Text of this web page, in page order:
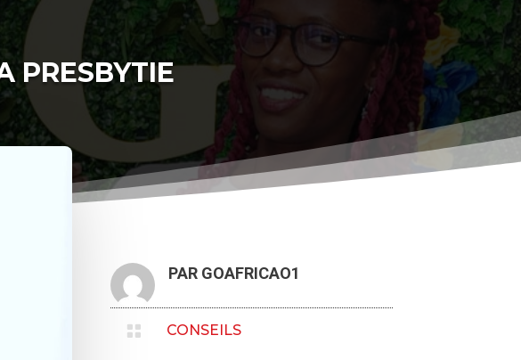
PRESBYTIE
PAR GOAFRICAO1
 CONSEILS